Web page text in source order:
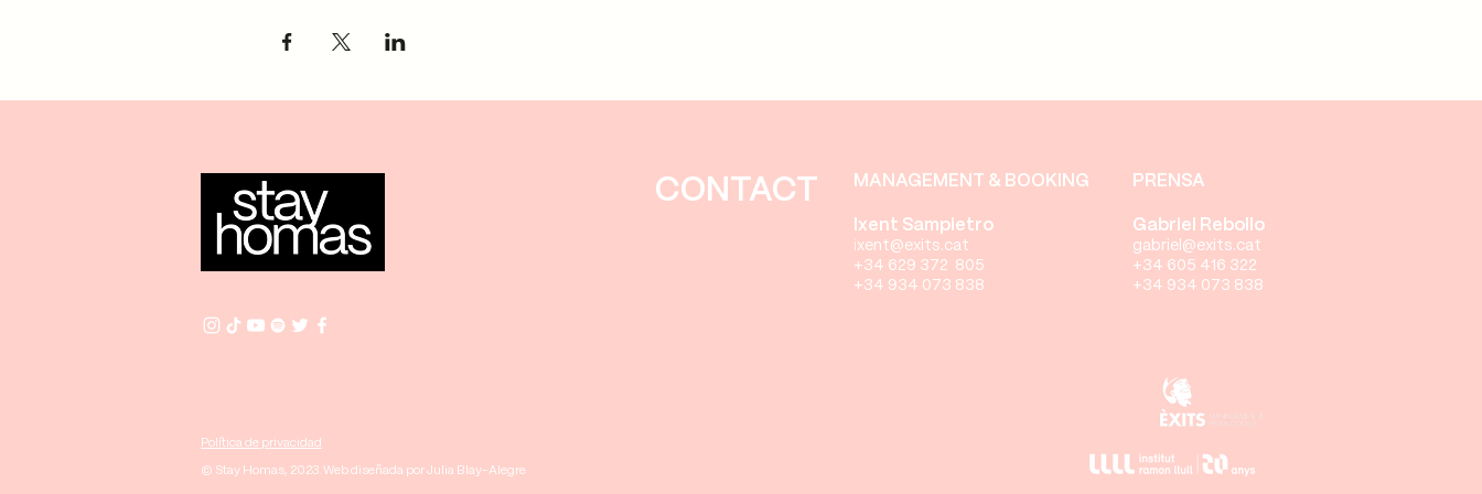
CONTACT MANAGEMENT & BOOKING
Ixent Sampietro
ixent@exits.cat
+34 629 372 805
+34 934 073 838
PRENSA
Gabriel Rebollo
gabriel@exits.cat
+34 605 416 322
+34 934 073 838
Política de privacidad
© Stay Homas, 2023. Web diseñada por Julia Blay-Alegre